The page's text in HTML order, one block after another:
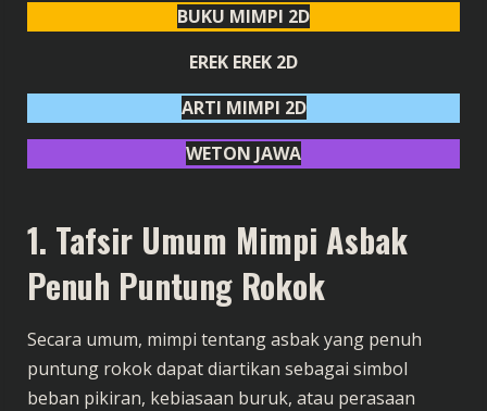
BUKU MIMPI 2D
EREK EREK 2D
ARTI MIMPI 2D
WETON JAWA
1. Tafsir Umum Mimpi Asbak
Penuh Puntung Rokok
Secara umum, mimpi tentang asbak yang penuh
puntung rokok dapat diartikan sebagai simbol
beban pikiran, kebiasaan buruk, atau perasaan